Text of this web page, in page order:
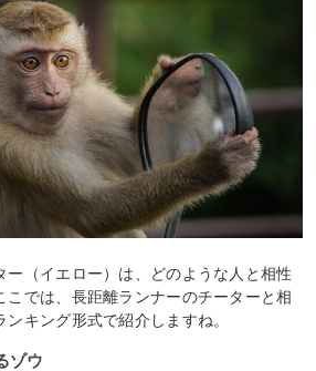
ー（イエロー）は、どのような人と相性
こでは、長距離ランナーのチーターと相
キング形式で紹介しますね。
ゾウ